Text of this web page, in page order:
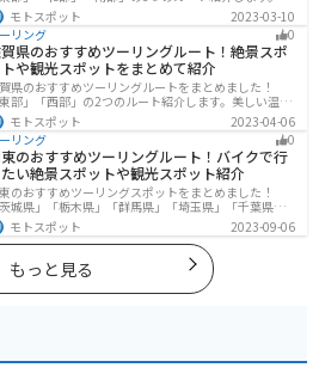
泉や伊香保温泉など全国でも有名な温泉や豊かな自
満喫するツーリングができます。バイクで群馬県に
リングに行く際は参考にしてください。
モトスポット
2023-03-10
リング
0
県のおすすめツーリングルート！絶景スポ
トや観光スポットをまとめて紹介
県のおすすめツーリングルートをまとめました！
東部」「西部」の2つのルート紹介します。美しい温泉
古墳群、歴史ある城や神社仏閣など、バイクツーリ
に適したスポットが多数存在し、様々な楽しみ方が
ます。バイクで佐賀県にツーリングに行く際は参考
てください。
モトスポット
2023-04-06
リング
0
のおすすめツーリングルート！バイクで行
い絶景スポットや観光スポット紹介
のおすすめツーリングスポットをまとめました！
茨城県」「栃木県」「群馬県」「埼玉県」「千葉県」
京都」「神奈川県」の各県の観光地紹介します。自
かな山々や湖、温泉地が点在し、四季折々の景色を
めるスポットが多数あります。バイクで関東にツー
ングに行く際は参考にしてください。
モトスポット 2023-09-06
もっと見る